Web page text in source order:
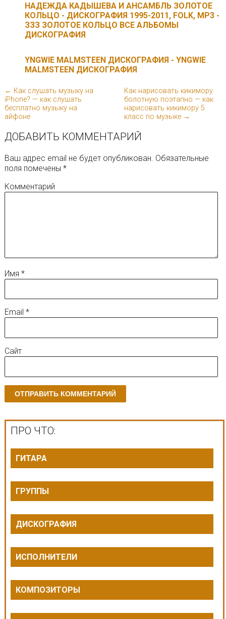
НАДЕЖДА КАДЫШЕВА И АНСАМБЛЬ ЗОЛОТОЕ
КОЛЬЦО - ДИСКОГРАФИЯ 1995-2011, FOLK, MP3 -
ЗЗЗ ЗОЛОТОЕ КОЛЬЦО ВСЕ АЛЬБОМЫ
ДИСКОГРАФИЯ
YNGWIE MALMSTEEN ДИСКОГРАФИЯ - YNGWIE
MALMSTEEN ДИСКОГРАФИЯ
← Как слушать музыку на
iPhone? — как слушать
бесплатно музыку на
айфоне
Как нарисовать кикимору
болотную поэтапно — как
нарисовать кикимору 5
класс по музыке →
ДОБАВИТЬ КОММЕНТАРИЙ
Ваш адрес email не будет опубликован. Обязательные
поля помечены *
Комментарий
Имя *
Email *
Сайт
ПРО ЧТО:
ГИТАРА
ГРУППЫ
ДИСКОГРАФИЯ
ИСПОЛНИТЕЛИ
КОМПОЗИТОРЫ